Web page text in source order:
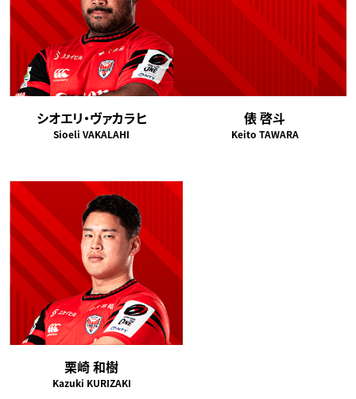
シオエリ・ヴァカラヒ
Sioeli VAKALAHI
俵 啓斗
Keito TAWARA
栗崎 和樹
Kazuki KURIZAKI